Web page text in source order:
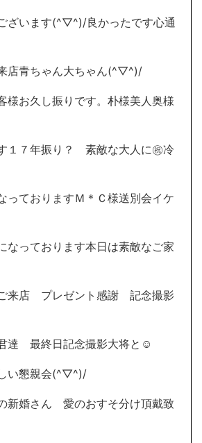
ざいます(^▽^)/良かったです心通
店青ちゃん大ちゃん(^▽^)/
様お久し振りです。朴様美人奥様
１７年振り？ 素敵な大人に㊗冷
っておりますＭ＊Ｃ様送別会イケ
なっております本日は素敵なご家
来店 プレゼント感謝 記念撮影
達 最終日記念撮影大将と☺
い懇親会(^▽^)/
新婚さん 愛のおすそ分け頂戴致